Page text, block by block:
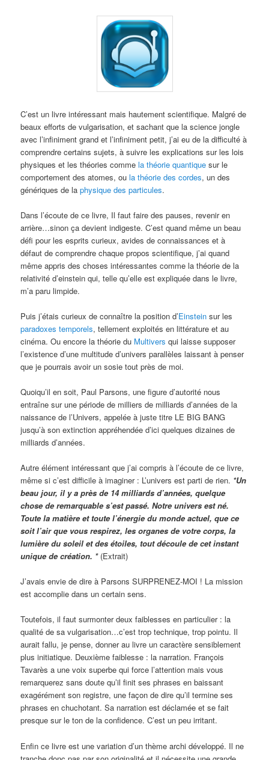
C’est un livre intéressant mais hautement scientifique. Malgré de
beaux efforts de vulgarisation, et sachant que la science jongle
avec l’infiniment grand et l’infiniment petit, j’ai eu de la difficulté à
comprendre certains sujets, à suivre les explications sur les lois
physiques et les théories commela théorie quantique sur le
comportement des atomes, oula théorie des cordes, un des
génériques de laphysique des particules.
Dans l’écoute de ce livre, Il faut faire des pauses, revenir en
arrière…sinon ça devient indigeste. C’est quand même un beau
défi pour les esprits curieux, avides de connaissances et à
défaut de comprendre chaque propos scientifique, j’ai quand
même appris des choses intéressantes comme la théorie de la
relativité d’einstein qui, telle qu’elle est expliquée dans le livre,
m’a paru limpide.
Puis j’étais curieux de connaître la position d’Einstein sur les
paradoxes temporels, tellement exploités en littérature et au
cinéma. Ou encore la théorie du Multivers qui laisse supposer
l’existence d’une multitude d’univers parallèles laissant à penser
que je pourrais avoir un sosie tout près de moi.
Quoiqu’il en soit, Paul Parsons, une figure d’autorité nous
entraîne sur une période de milliers de milliards d’années de la
naissance de l’Univers, appelée à juste titre LE BIG BANG
jusqu’à son extinction appréhendée d’ici quelques dizaines de
milliards d’années.
Autre élément intéressant que j’ai compris à l’écoute de ce livre,
même si c’est difficile à imaginer : L’univers est parti de rien. *Un
beau jour, il y a près de 14 milliards d’années, quelque
chose de remarquable s’est passé. Notre univers est né.
Toute la matière et toute l’énergie du monde actuel, que ce
soit l’air que vous respirez, les organes de votre corps, la
lumière du soleil et des étoiles, tout découle de cet instant
unique de création. * (Extrait)
J’avais envie de dire à Parsons SURPRENEZ-MOI ! La mission
est accomplie dans un certain sens.
Toutefois, il faut surmonter deux faiblesses en particulier : la
qualité de sa vulgarisation…c’est trop technique, trop pointu. Il
aurait fallu, je pense, donner au livre un caractère sensiblement
plus initiatique. Deuxième faiblesse : la narration. François
Tavarès a une voix superbe qui force l’attention mais vous
remarquerez sans doute qu’il finit ses phrases en baissant
exagérément son registre, une façon de dire qu’il termine ses
phrases en chuchotant. Sa narration est déclamée et se fait
presque sur le ton de la confidence. C’est un peu irritant.
Enfin ce livre est une variation d’un thème archi développé. Il ne